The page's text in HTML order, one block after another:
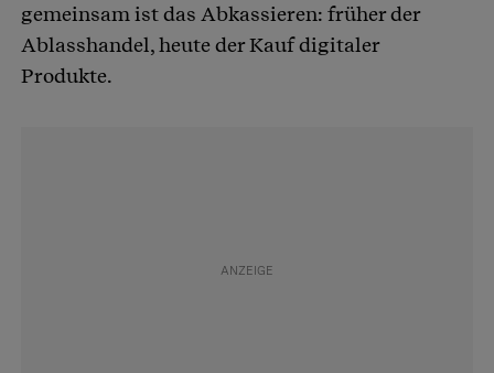
gemeinsam ist das Abkassieren: früher der
Ablasshandel, heute der Kauf digitaler
Produkte.